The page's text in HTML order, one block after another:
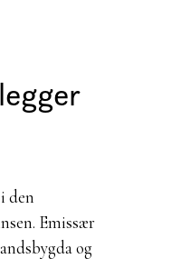
den
Emissær
og